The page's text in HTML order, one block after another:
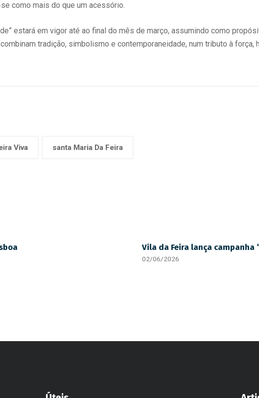
como mais do que um acessório.
estará em vigor até ao final do mês de março, assumindo como
tradição, simbolismo e contemporaneidade, num tributo à
Viva santa Maria Da Feira
Vila da Feira lança campanha
02/06/2026